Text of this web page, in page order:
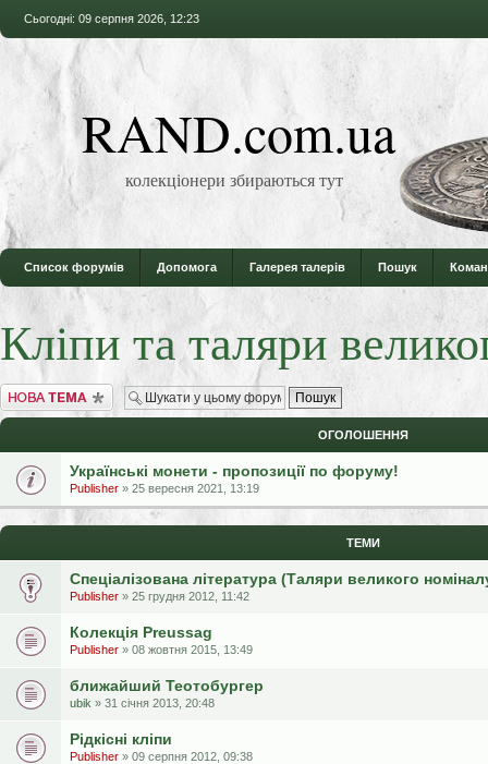
Сьогодні: 09 серпня 2026, 12:23
RAND.com.ua
колекціонери збираються тут
Список форумів Допомога Галерея талерів Пошук
Кліпи та таляри
Створити нову тему
ОГОЛОШЕННЯ
Українські монети - пропозиції по форуму!
Publisher » 25 вересня 2021, 13:19
ТЕМИ
Спеціалізована література (Таляри великого
Publisher » 25 грудня 2012, 11:42
Колекція Preussag
Publisher » 08 жовтня 2015, 13:49
ближайший Теотобургер
ubik » 31 січня 2013, 20:48
Рідкісні кліпи
Publisher » 09 серпня 2012, 09:38